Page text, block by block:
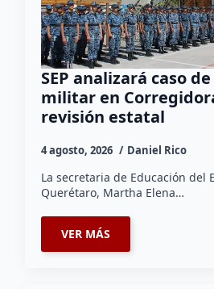
SEP analizará caso
militar en
revisión estatal
4 agosto, 2026 Daniel Rico
La secretaria de Educación del
Querétaro, Martha Elena…
VER MÁS